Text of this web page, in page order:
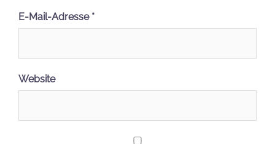
E-Mail-Adresse *
Website